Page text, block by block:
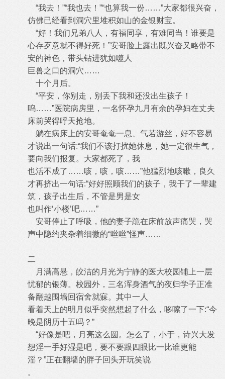
“我去！”“我也去！”“也算我一份……”大家都很兴奋，
仿佛已经看到洞穴里堆积如山的金银财宝。
“好！我们兄弟八人，有福同享，有难同当！谁要是
心存歹意就不得好死！”安哥脸上露出既兴奋又略带不
安的神色，带头钻进犹如噬人
巨兽之口的洞穴……
十个月后。
“平安，你别走，别丢下我和还没出生孩子！
呜……”医院病房里，一名怀孕九月有余的孕妇在丈夫
床前哭得呼天抢地。
躺在病床上的安哥奄奄一息、气若游丝，好不容易
才说出一句话:“我们不该打扰她休息，她一定很生气，
要向我们报复。大家都死了，我
也活不成了……咳，咳，咳……”他猛烈地咳嗽，良久
才再挤出一句话:“好好照顾我们的孩子，我干了一辈建
筑，孩子出生后，不管是男是女
也叫作‘小楼’吧……”
安哥停止了呼吸，他的妻子跪在床前放声痛哭，哭
声中隐约夹杂着细微的“咝咝”怪声……
二
月满高悬，皎洁的月光为宁静的医大校园铺上一层
忧郁的银薄。校园外，三名浑身酒气的夜归学子正准
备翻越围墙回宿舍就寐。其中一人
看着天上的明月似乎突然想起了什么，哆嗦了一下:“今
晚是阴历十五吗？”
“好像是吧，月亮这么圆。怎么了，小于，诗兴大发
想淫一手好湿是吧，要不要跟四眼比一比谁更能
淫？”正在翻墙的胖子回头开玩笑说
。